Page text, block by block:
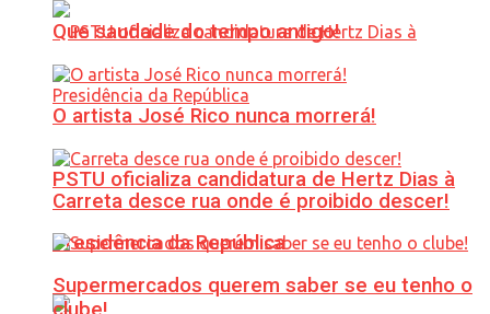
PSTU oficializa candidatura de Hertz Dias à
Presidência da República
Que saudade do tempo antigo!
O artista José Rico nunca morrerá!
Carreta desce rua onde é proibido descer!
Supermercados querem saber se eu tenho o